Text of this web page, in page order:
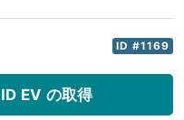
ID #1169
EV の取得